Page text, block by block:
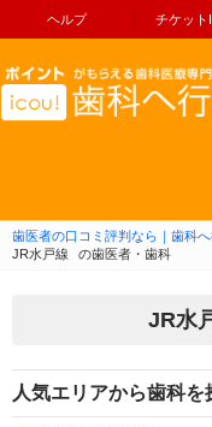
ヘルプ チケット
歯医者の口コミ評判なら｜歯科
JR水戸線
の歯医者・歯科
JR水
人気エリアから歯科を